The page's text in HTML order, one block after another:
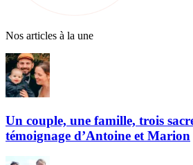
Nos articles à la une
Un couple, une famille, trois
témoignage d’Antoine et Marion